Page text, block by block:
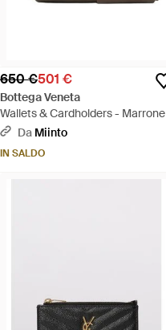
650 €501 €
Bottega Veneta
Wallets & Cardholders - Marrone
Da Miinto
IN SALDO